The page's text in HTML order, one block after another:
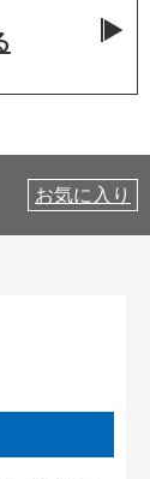
お気に入り